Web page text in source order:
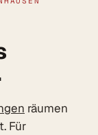
räumen
Für